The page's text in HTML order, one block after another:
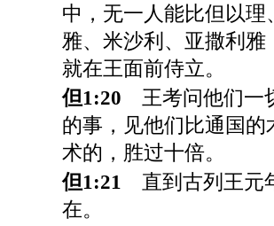
中，无一人能比但以理
雅、米沙利、亚撒利雅
就在王面前侍立。
但1:20 王考问他们一
的事，见他们比通国的
术的，胜过十倍。
但1:21 直到古列王元
在。